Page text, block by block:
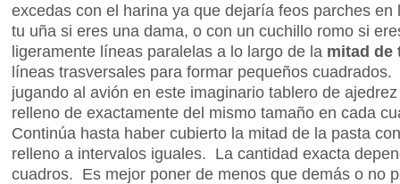
excedas con el harina ya que dejaría feos parches
tu uña si eres una dama, o con un cuchillo romo si
ligeramente líneas paralelas a lo largo de la mitad de
líneas trasversales para formar pequeños
jugando al avión en este imaginario tablero de
relleno de exactamente del mismo tamaño en cada
Continúa hasta haber cubierto la mitad de la pasta
relleno a intervalos iguales. La cantidad exacta
cuadros. Es mejor poner de menos que demás o no